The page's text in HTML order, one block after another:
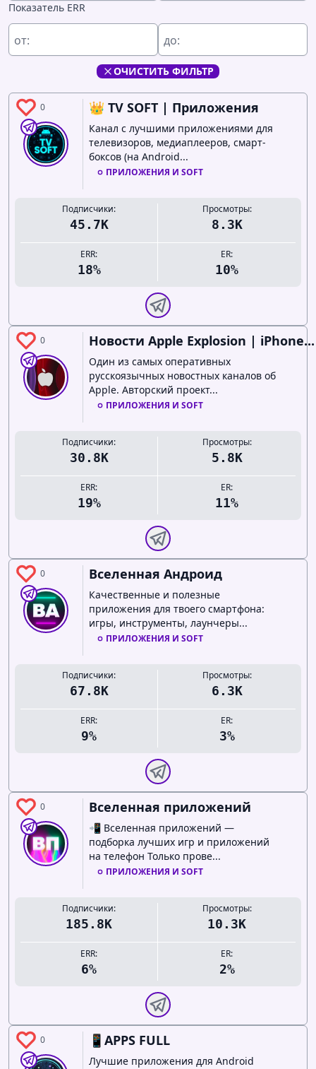
Показатель ERR
от: до:
ОЧИСТИТЬ ФИЛЬТР
0 👑 TV SOFT | Приложения
Канал с лучшими приложениями для
телевизоров, медиаплееров, смарт-
боксов (на Android...
ПРИЛОЖЕНИЯ И SOFT
Подписчики:
45.7K
ERR:
18%
Просмотры:
8.3K
ER:
10%
0 Новости Apple Explosion | iPhone...
Один из самых оперативных
русскоязычных новостных каналов об
Apple. Авторский проект...
ПРИЛОЖЕНИЯ И SOFT
Подписчики:
30.8K
ERR:
19%
Просмотры:
5.8K
ER:
11%
0 Вселенная Андроид
Качественные и полезные
приложения для твоего смартфона:
игры, инструменты, лаунчеры...
ПРИЛОЖЕНИЯ И SOFT
Подписчики:
67.8K
ERR:
9%
Просмотры:
6.3K
ER:
3%
0 Вселенная приложений
📲 Вселенная приложений —
подборка лучших игр и приложений
на телефон Только прове...
ПРИЛОЖЕНИЯ И SOFT
Подписчики:
185.8K
ERR:
6%
Просмотры:
10.3K
ER:
2%
0 📱APPS FULL
Лучшие приложения для Android